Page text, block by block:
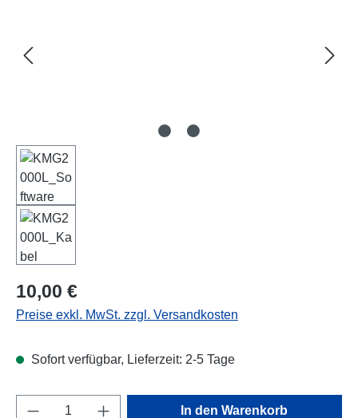
Regulärer Preis:
10,00 €
Preise exkl. MwSt. zzgl. Versandkosten
Sofort verfügbar, Lieferzeit: 2-5 Tage
Produkt Anzahl: Gib den gewünschten
In den Warenkorb